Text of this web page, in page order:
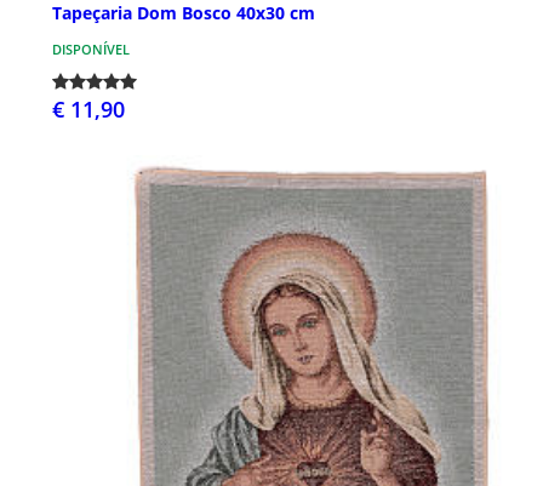
Tapeçaria Dom Bosco 40x30 cm
DISPONÍVEL
€ 11,90